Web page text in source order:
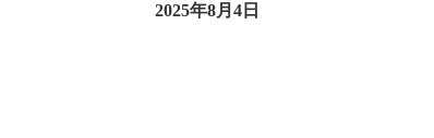
2025年8月4日